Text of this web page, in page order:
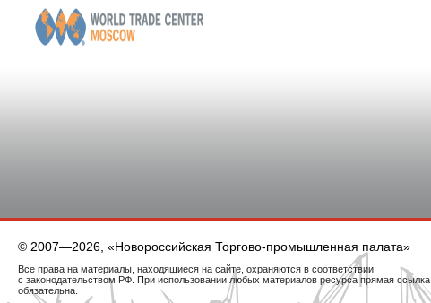
© 2007—2026, «Новороссийская Торгово-промышленная палата»
Все права на материалы, находящиеся на сайте, охраняются в соответствии
с законодательством РФ. При использовании любых материалов ресурса прямая ссылка
обязательна.